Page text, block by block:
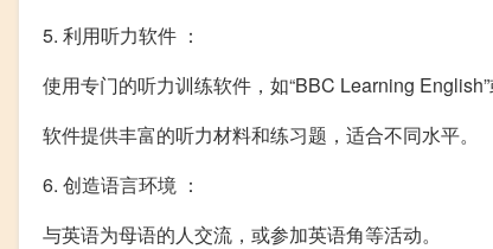
5. 利用听力软件 ：
使用专门的听力训练软件，如“BBC Learning English”
软件提供丰富的听力材料和练习题，适合不同水平。
6. 创造语言环境 ：
与英语为母语的人交流，或参加英语角等活动。